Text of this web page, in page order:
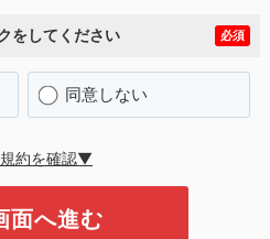
をしてください 必須
同意しない
約を確認▼